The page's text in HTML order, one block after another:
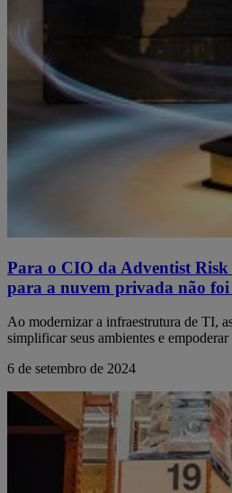
Para o CIO da Adventist
para a nuvem privada não
Ao modernizar a infraestrutura de TI,
simplificar seus ambientes e empoderar
6 de setembro de 2024